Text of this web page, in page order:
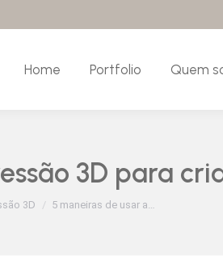
Home Portfolio Quem
3D para
3D 5 maneiras de usar a…